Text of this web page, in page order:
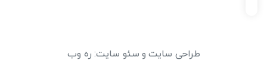
طراحی سایت و سئو سایت: ره وب